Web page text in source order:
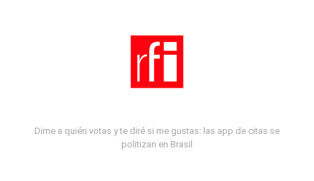
Dime a quién votas y te diré si me gustas: las app de citas se
politizan en Brasil